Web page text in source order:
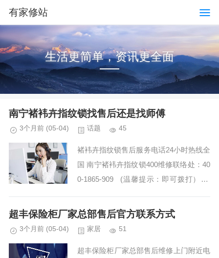
有家修站
生活更简单，资讯更全面
南宁褚袆卉指纹锁找售后还是找师傅
3个月前 (05-04) 话题 45
褚袆卉指纹锁售后服务电话24小时热线全
国 南宁褚袆卉指纹锁400维修联络处：40
0-1865-909 (温馨提示：即可拨打） 褚
话 褚袆卉指...
超丰保险柜厂家总部售后官方联系方式
3个月前 (05-04) 家居 51
超丰保险柜厂家总部售后维修上门附近电